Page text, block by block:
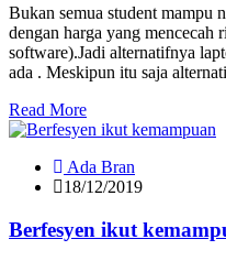
Bukan semua student mampu
dengan harga yang mencecah
software).Jadi alternatifnya
ada . Meskipun itu saja
Read More
Ada Bran
18/12/2019
Berfesyen ikut